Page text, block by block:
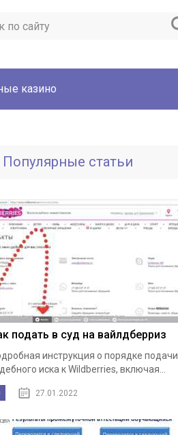
казино
Популярные статьи
подать в суд на вайлдберриз
инструкция о порядке подачи
иска к Wildberries, включая...
27.01.2022